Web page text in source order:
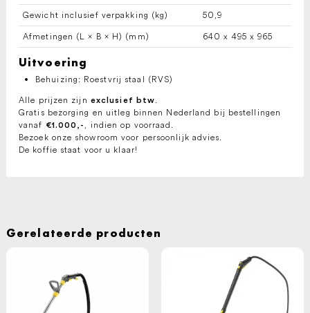
Gewicht inclusief verpakking (kg) 50,9
Afmetingen (L × B × H) (mm) 640 x 495 x 965
Uitvoering
Behuizing: Roestvrij staal (RVS)
Alle prijzen zijn exclusief btw.
Gratis bezorging en uitleg binnen Nederland bij bestellingen
vanaf €1.000,- , indien op voorraad.
Bezoek onze showroom voor persoonlijk advies.
De koffie staat voor u klaar!
Gerelateerde producten